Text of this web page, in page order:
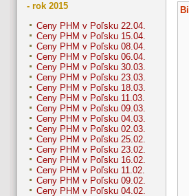
- rok 2015
Ceny PHM v Poľsku 22.04.
Ceny PHM v Poľsku 15.04.
Ceny PHM v Poľsku 08.04.
Ceny PHM v Poľsku 06.04.
Ceny PHM v Poľsku 30.03.
Ceny PHM v Poľsku 23.03.
Ceny PHM v Poľsku 18.03.
Ceny PHM v Poľsku 11.03.
Ceny PHM v Poľsku 09.03.
Ceny PHM v Poľsku 04.03.
Ceny PHM v Poľsku 02.03.
Ceny PHM v Poľsku 25.02.
Ceny PHM v Poľsku 23.02.
Ceny PHM v Poľsku 16.02.
Ceny PHM v Poľsku 11.02.
Ceny PHM v Poľsku 09.02.
Ceny PHM v Poľsku 04.02.